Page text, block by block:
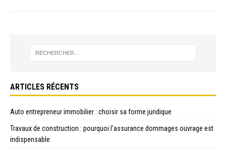
ARTICLES RÉCENTS
Auto entrepreneur immobilier : choisir sa forme juridique
Travaux de construction : pourquoi l’assurance dommages ouvrage est
indispensable